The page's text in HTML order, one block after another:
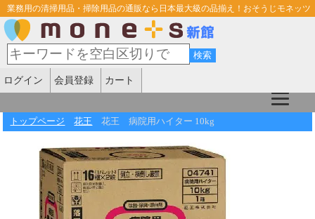
業務用の清掃用品・掃除用品の通販なら日本最大級の品揃え！おそうじモネッツ
ログイン 会員登録 カート
トップページ 花王 花王 病院用ハイター 10kg